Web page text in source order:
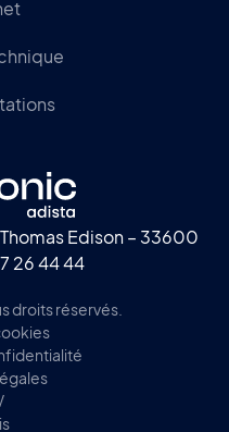
Edison – 33600
26 44 44
droits réservés.